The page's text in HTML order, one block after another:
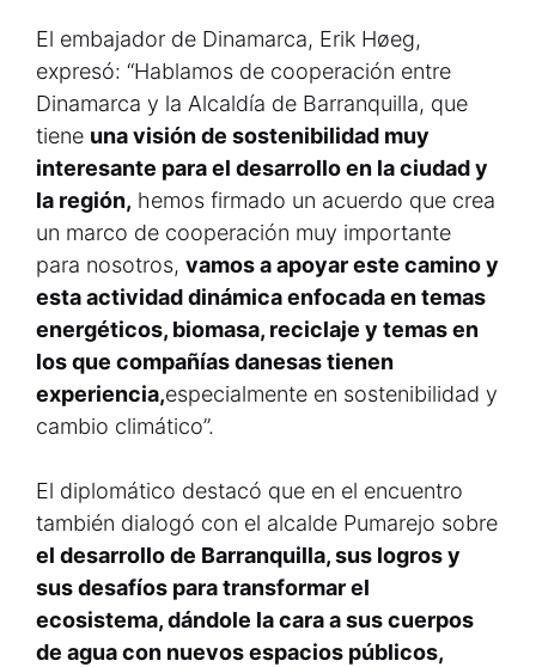
El embajador de Dinamarca, Erik Høeg,
expresó: “Hablamos de cooperación entre
Dinamarca y la Alcaldía de Barranquilla, que
tiene una visión de sostenibilidad muy
interesante para el desarrollo en la ciudad y
la región, hemos firmado un acuerdo que crea
un marco de cooperación muy importante
para nosotros, vamos a apoyar este camino y
esta actividad dinámica enfocada en temas
energéticos, biomasa, reciclaje y temas en
los que compañías danesas tienen
experiencia,especialmente en sostenibilidad y
cambio climático”.
El diplomático destacó que en el encuentro
también dialogó con el alcalde Pumarejo sobre
el desarrollo de Barranquilla, sus logros y
sus desafíos para transformar el
ecosistema, dándole la cara a sus cuerpos
de agua con nuevos espacios públicos,